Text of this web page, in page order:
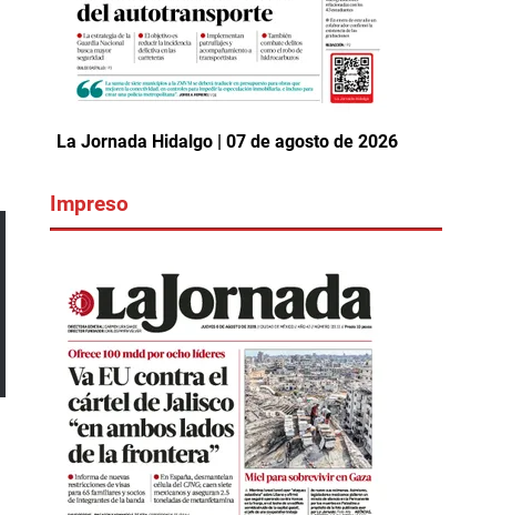
La Jornada Hidalgo | 07 de agosto de 2026
Impreso